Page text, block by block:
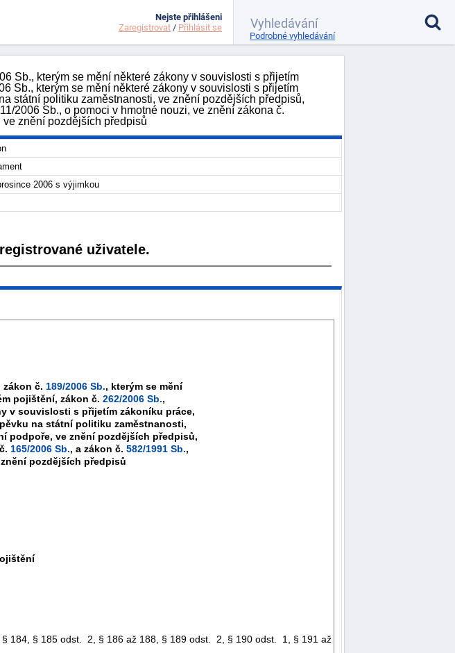
Sb., kterým se mění některé zákony v souvislosti s přijetím
Sb., kterým se mění některé zákony v souvislosti s přijetím
státní politiku zaměstnanosti, ve znění pozdějších předpisů,
2006 Sb., o pomoci v hmotné nouzi, ve znění zákona č.
znění pozdějších předpisů
2006 s výjimkou
uživatele.
zákon č. 189/2006 Sb., kterým se mění
pojištění, zákon č. 262/2006 Sb.,
v souvislosti s přijetím zákoníku práce,
na státní politiku zaměstnanosti,
podpoře, ve znění pozdějších předpisů,
165/2006 Sb., a zákon č. 582/1991 Sb.,
pozdějších předpisů
§ 185 odst. 2, § 186 až 188, § 189 odst. 2, § 190 odst. 1, § 191 až
Nejste přihlášeni
Zaregistrovat / Přihlásit se
Podrobné vyhledávání